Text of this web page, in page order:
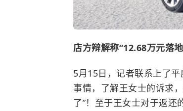
店方辩解称“12.68万元落
5月15日，记者联系上了
事情，了解王女士的诉求
了”！至于王女士对于返